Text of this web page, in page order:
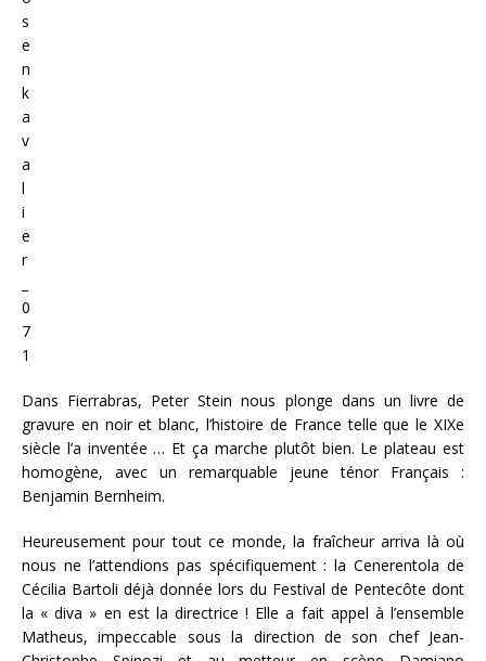
Dans Fierrabras, Peter Stein nous plonge dans un livre de
gravure en noir et blanc, l’histoire de France telle que le XIXe
siècle l’a inventée … Et ça marche plutôt bien. Le plateau est
homogène, avec un remarquable jeune ténor Français :
Benjamin Bernheim.
Heureusement pour tout ce monde, la fraîcheur arriva là où
nous ne l’attendions pas spécifiquement : la Cenerentola de
Cécilia Bartoli déjà donnée lors du Festival de Pentecôte dont
la « diva » en est la directrice ! Elle a fait appel à l’ensemble
Matheus, impeccable sous la direction de son chef Jean-